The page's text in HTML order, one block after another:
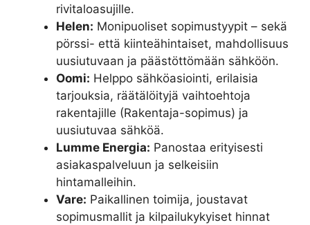
rivitaloasujille.
Helen: Monipuoliset sopimustyypit – sekä
pörssi- että kiinteähintaiset, mahdollisuus
uusiutuvaan ja päästöttömään sähköön.
Oomi: Helppo sähköasiointi, erilaisia
tarjouksia, räätälöityjä vaihtoehtoja
rakentajille (Rakentaja-sopimus) ja
uusiutuvaa sähköä.
Lumme Energia: Panostaa erityisesti
asiakaspalveluun ja selkeisiin
hintamalleihin.
Vare: Paikallinen toimija, joustavat
sopimusmallit ja kilpailukykyiset hinnat